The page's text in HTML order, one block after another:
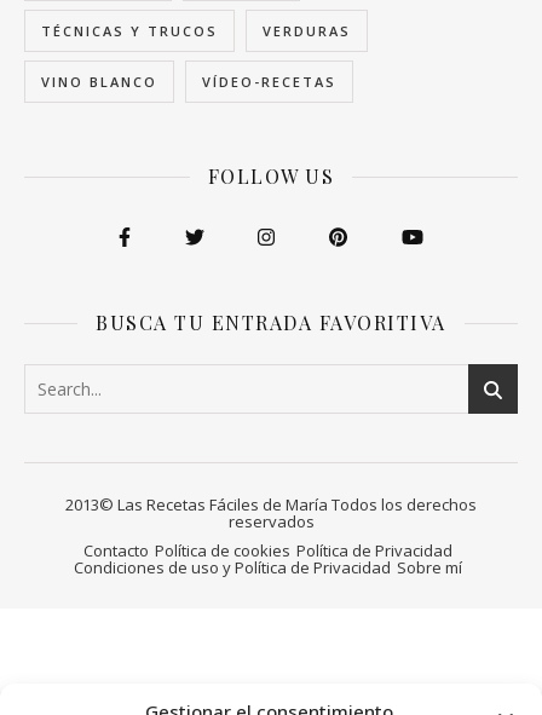
TÉCNICAS Y TRUCOS VERDURAS
VINO BLANCO VÍDEO-RECETAS
FOLLOW US
BUSCA TU ENTRADA FAVORITIVA
2013© Las Recetas Fáciles de María Todos los derechos
reservados
Contacto Política de cookies Política de Privacidad
Condiciones de uso y Política de Privacidad Sobre mí